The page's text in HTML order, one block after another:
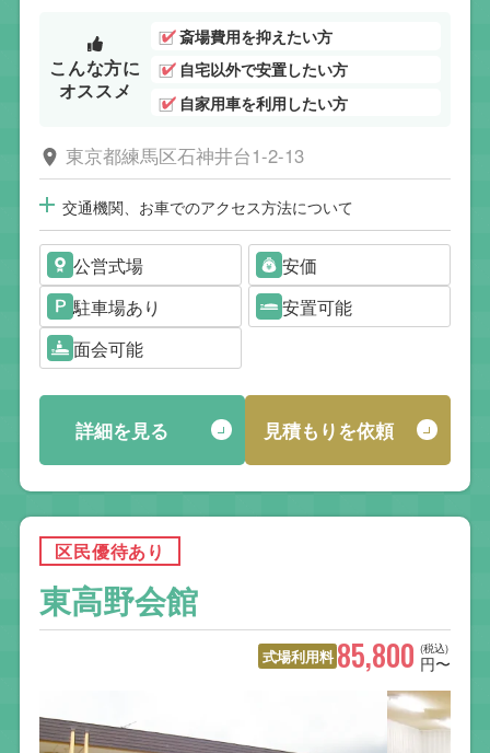
こんな方に
オススメ
斎場費用を抑えたい方
自宅以外で安置したい方
自家用車を利用したい方
東京都練馬区石神井台1-2-13
交通機関、お車でのアクセス方法について
公営式場
安価
駐車場あり
安置可能
面会可能
詳細を見る 見積もりを依頼
区民優待あり
東高野会館
式場利用料 (税込)
85,800 円〜